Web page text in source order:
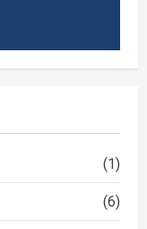
(1)
(6)